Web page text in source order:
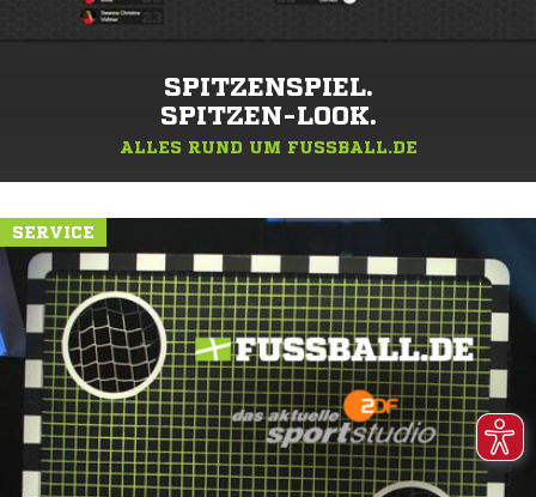
SPITZENSPIEL.
SPITZEN-LOOK.
ALLES RUND UM FUSSBALL.DE
SERVICE